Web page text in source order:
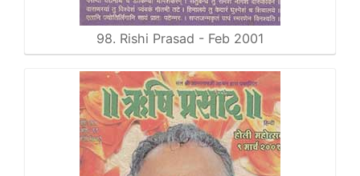
98. Rishi Prasad - Feb 2001